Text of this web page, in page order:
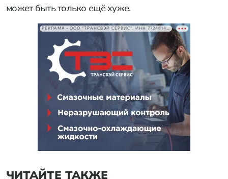
может быть только ещё хуже.
РЕКЛАМА • ООО "ТРАНСВЭЙ СЕРВИС", ИНН 7724814198
ЧИТАЙТЕ ТАКЖЕ